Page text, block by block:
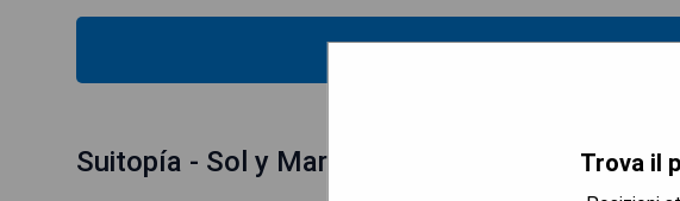
MOSTRA I PREZZI
Suitopía - Sol y Mar Suites Hotel
Trova il